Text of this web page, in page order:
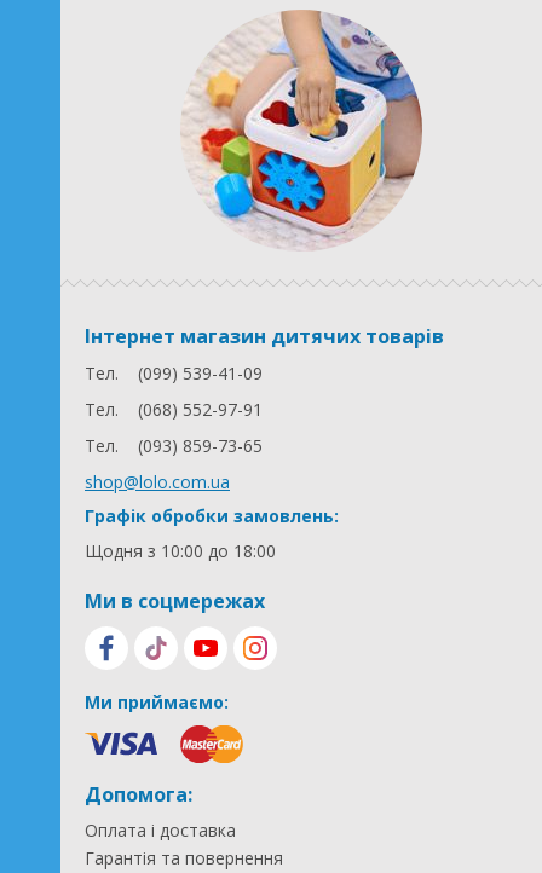
Інтернет магазин дитячих товарів
Тел.
(099) 539-41-09
Тел.
(068) 552-97-91
Тел.
(093) 859-73-65
shop@lolo.com.ua
Графік обробки замовлень:
Щодня з 10:00 до 18:00
Ми в соцмережах
Ми приймаємо:
Допомога:
Оплата і доставка
Гарантія та повернення